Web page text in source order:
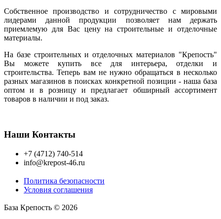
Собственное производство и сотрудничество с мировыми
лидерами данной продукции позволяет нам держать
приемлемую для Вас цену на строительные и отделочные
материалы.
На базе строительных и отделочных материалов "Крепость"
Вы можете купить все для интерьера, отделки и
строительства. Теперь вам не нужно обращаться в несколько
разных магазинов в поисках конкретной позиции - наша база
оптом и в розницу и предлагает обширный ассортимент
товаров в наличии и под заказ.
Наши Контакты
+7 (4712) 740-514
info@krepost-46.ru
Политика безопасности
Условия соглашения
База Крепость © 2026